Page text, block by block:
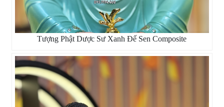
Tượng Phật Dược Sư Xanh Đế Sen Composite